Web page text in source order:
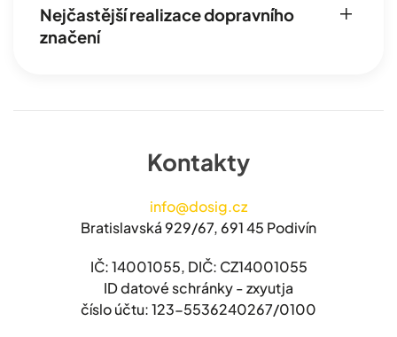
Nejčastější realizace dopravního
značení
Kontakty
info@dosig.cz
Bratislavská 929/67, 691 45 Podivín
IČ: 14001055, DIČ: CZ14001055
ID datové schránky - zxyutja
číslo účtu: 123-5536240267/0100